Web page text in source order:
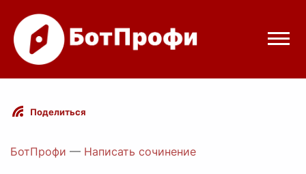
Режимы бота
Цены
Поделиться
БотПрофи — Написать сочинение